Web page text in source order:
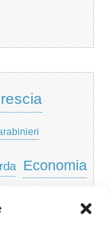
Economia